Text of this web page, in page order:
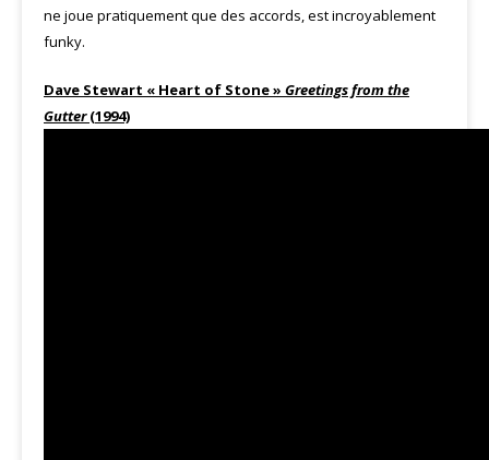
ne joue pratiquement que des accords, est incroyablement
funky.
Dave Stewart « Heart of Stone » Greetings from the
Gutter(1994)